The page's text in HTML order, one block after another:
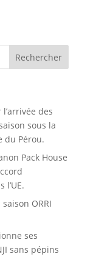
des
sous la
du Pérou.
Pack House
ORRI
ses
sans pépins